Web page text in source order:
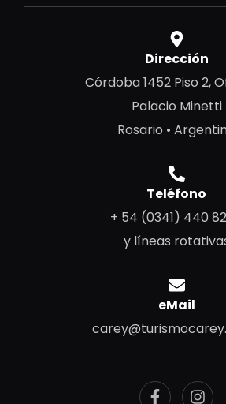
Dirección
Córdoba 1452 Piso 2,
Palacio Minetti
Rosario •
Teléfono
+ 54 (0341) 440
y líneas
eMail